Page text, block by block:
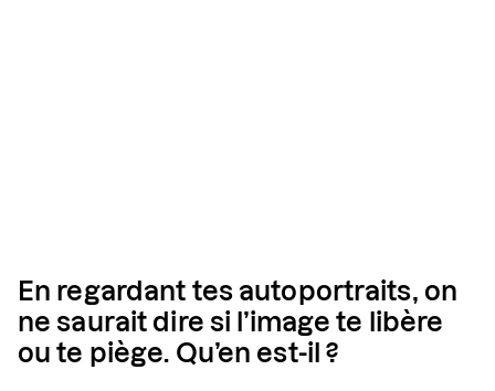
En regardant tes autoportraits, on
ne saurait dire si l’image te libère
ou te piège. Qu’en est-il ?